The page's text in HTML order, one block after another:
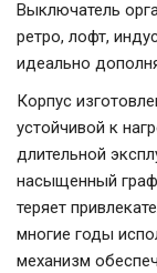
Выключатель
ретро, лофт,
идеально
Корпус
устойчивой к
длительной
насыщенный
теряет
многие годы
механизм